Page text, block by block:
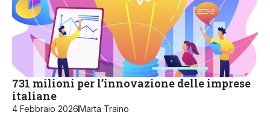
731 milioni per l’innovazione delle imprese
italiane
4 Febbraio 2026Marta Traino